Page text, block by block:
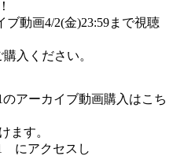
動画4/2(金)23:59​まで視聴
入ください。
のアーカイブ動画購入はこち
ます。
1 にアクセスし​